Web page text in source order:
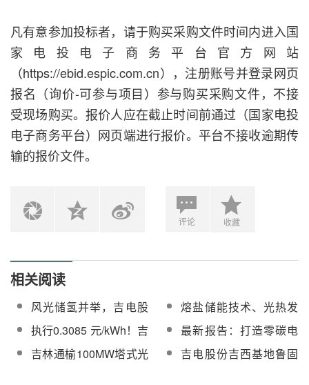
凡有意参加投标者，请于购买采购文件时间内进入国
家电投电子商务平台官方网站
（https://ebid.espic.com.cn），注册账号并登录网页
报名（询价-可参与项目）参与购买采购文件，不接
受现场购买。报价人应在截止时间前通过（国家电投
电子商务平台）网页端进行报价。平台不接收逾期传
输的报价文件。
评论 收藏
相关阅读
风光储氢并举，吉电股
份在新能源的道路上一
路狂奔
熔盐储能技术、光热发
电等浙江省2023年度“尖
兵”“领雁”研发攻关榜单
申报
执行0.3085 元/kWh！吉
电股份拟24.43亿投建吉
西鲁固直流风光热外送
最新报告：打造零碳电
力系统青海样本，光热
将成增长最快的可调节
吉林通榆100MW塔式光
吉电股份吉西基地鲁固